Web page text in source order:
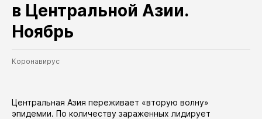
в Центральной Азии.
Ноябрь
Коронавирус
Центральная Азия переживает «вторую волну»
эпидемии. По количеству зараженных лидирует